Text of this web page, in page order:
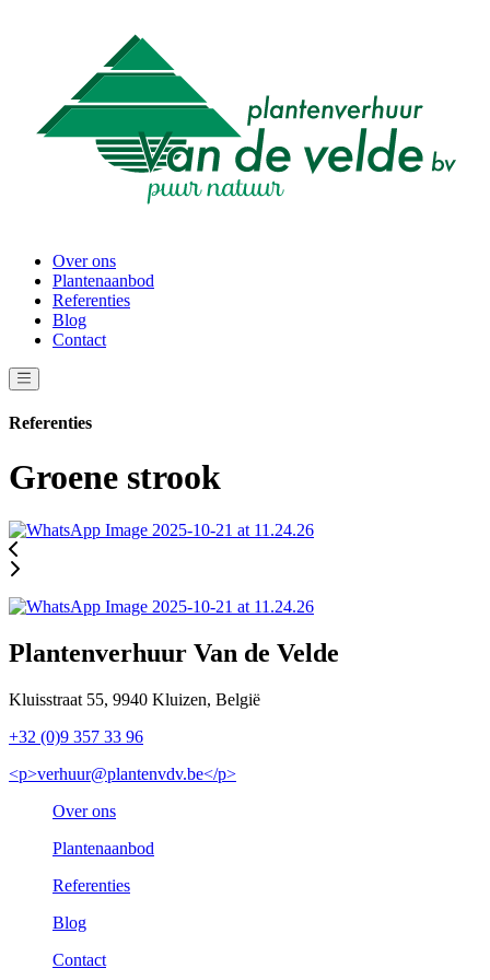
Over ons
Plantenaanbod
Referenties
Blog
Contact
Referenties
Groene strook
Plantenverhuur Van de Velde
Kluisstraat 55, 9940 Kluizen, België
+32 (0)9 357 33 96
<p>verhuur@plantenvdv.be</p>
Over ons
Plantenaanbod
Referenties
Blog
Contact